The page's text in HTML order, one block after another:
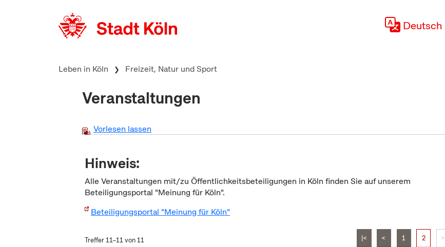
Deutsch
Leben in Köln Freizeit, Natur und Sport
Veranstaltungen
Vorlesen lassen
Hinweis:
Alle Veranstaltungen mit/zu Öffentlichkeitsbeteiligungen in Köln finden Sie auf unserem
Beteiligungsportal "Meinung für Köln".
Beteiligungsportal "Meinung für Köln"
Treffer 11–11 von 11 |< < 1 2 >